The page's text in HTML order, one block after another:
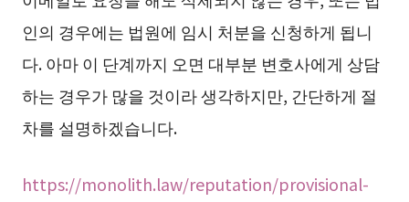
인의 경우에는 법원에 임시 처분을 신청하게 됩니
다. 아마 이 단계까지 오면 대부분 변호사에게 상담
하는 경우가 많을 것이라 생각하지만, 간단하게 절
차를 설명하겠습니다.
https://monolith.law/reputation/provisional-